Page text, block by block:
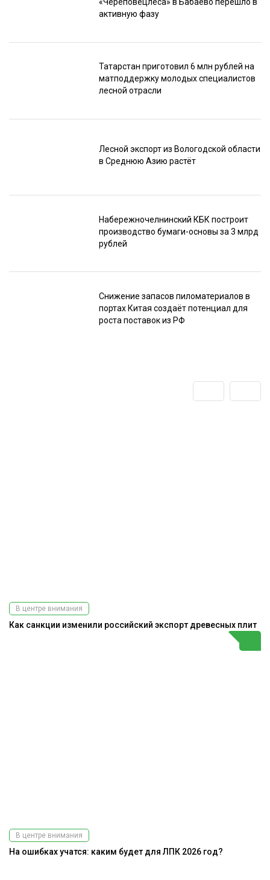
«Череповецлеса» в Бабаево перешло в
активную фазу
Татарстан приготовил 6 млн рублей на
матподдержку молодых специалистов
лесной отрасли
Лесной экспорт из Вологодской области
в Среднюю Азию растёт
Набережночелнинский КБК построит
производство бумаги-основы за 3 млрд
рублей
Снижение запасов пиломатериалов в
портах Китая создаёт потенциал для
роста поставок из РФ
В центре внимания
Как санкции изменили российский экспорт древесных плит
В центре внимания
На ошибках учатся: каким будет для ЛПК 2026 год?